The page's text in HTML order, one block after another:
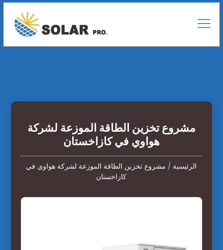
مشروع تخزين الطاقة الموزعة لشركة
هواوي في كازاخستان
الرئيسية / مشروع تخزين الطاقة الموزعة لشركة هواوي في
كازاخستان